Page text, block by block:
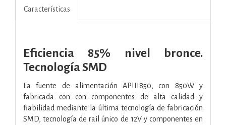
Características
Eficiencia 85% nivel bronce.
Tecnología SMD
La fuente de alimentación APIII850, con 850W y
fabricada con con componentes de alta calidad y
fiabilidad mediante la última tecnología de fabricación
SMD, tecnología de rail único de 12V y componentes en